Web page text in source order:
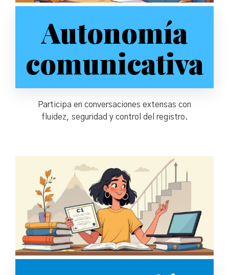
Autonomía
comunicativa
Participa en conversaciones extensas con
fluidez, seguridad y control del registro.